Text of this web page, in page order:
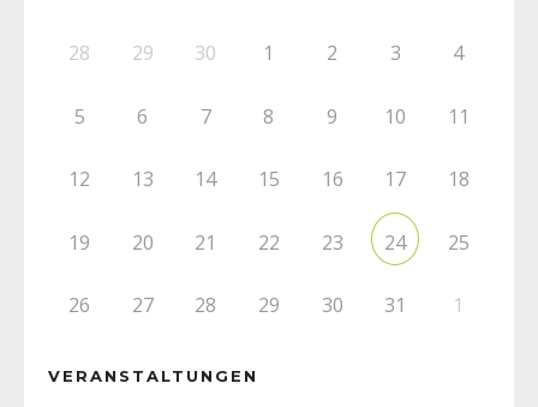
28 29 30 1 2 3 4
5 6 7 8 9 10 11
12 13 14 15 16 17 18
19 20 21 22 23 24 25
26 27 28 29 30 31 1
VERANSTALTUNGEN